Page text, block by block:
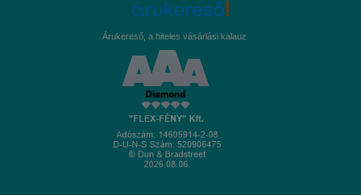
Árukereső, a hiteles vásárlási kalauz